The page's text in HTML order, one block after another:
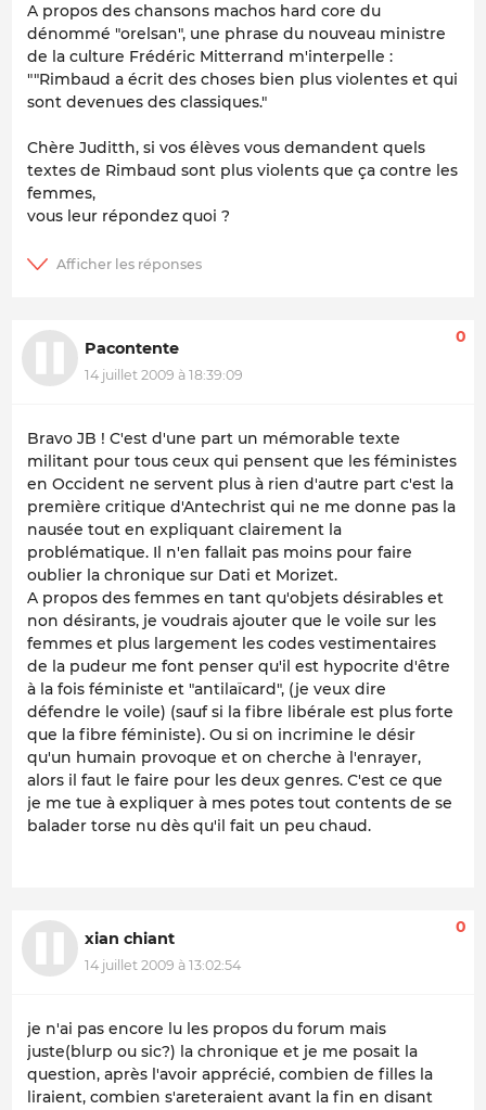
A propos des chansons machos hard core du
dénommé "orelsan", une phrase du nouveau ministre
de la culture Frédéric Mitterrand m'interpelle :
""Rimbaud a écrit des choses bien plus violentes et qui
sont devenues des classiques."
Chère Juditth, si vos élèves vous demandent quels
textes de Rimbaud sont plus violents que ça contre les
femmes,
vous leur répondez quoi ?
Pacontente
14 juillet 2009 à 18:39:09
0
Bravo JB ! C'est d'une part un mémorable texte
militant pour tous ceux qui pensent que les féministes
en Occident ne servent plus à rien d'autre part c'est la
première critique d'Antechrist qui ne me donne pas la
nausée tout en expliquant clairement la
problématique. Il n'en fallait pas moins pour faire
oublier la chronique sur Dati et Morizet.
A propos des femmes en tant qu'objets désirables et
non désirants, je voudrais ajouter que le voile sur les
femmes et plus largement les codes vestimentaires
de la pudeur me font penser qu'il est hypocrite d'être
à la fois féministe et "antilaïcard", (je veux dire
défendre le voile) (sauf si la fibre libérale est plus forte
que la fibre féministe). Ou si on incrimine le désir
qu'un humain provoque et on cherche à l'enrayer,
alors il faut le faire pour les deux genres. C'est ce que
je me tue à expliquer à mes potes tout contents de se
balader torse nu dès qu'il fait un peu chaud.
xian chiant
14 juillet 2009 à 13:02:54
0
je n'ai pas encore lu les propos du forum mais
juste(blurp ou sic?) la chronique et je me posait la
question, après l'avoir apprécié, combien de filles la
liraient, combien s'areteraient avant la fin en disant